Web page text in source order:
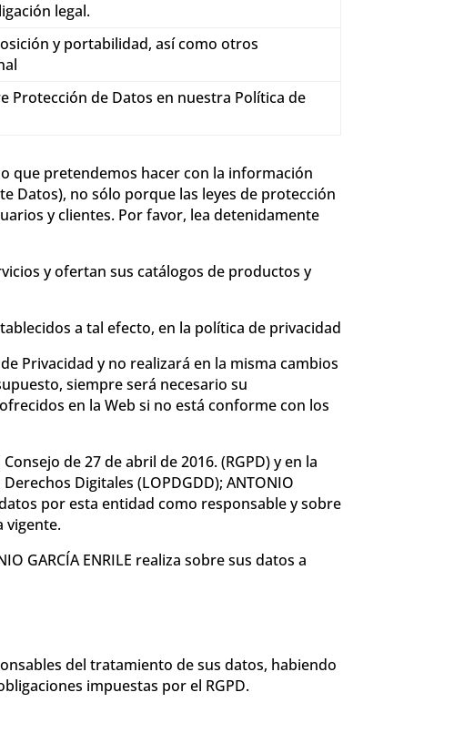
legal.
y portabilidad, así como otros
Protección de Datos en nuestra Política de
que pretendemos hacer con la información
Datos), no sólo porque las leyes de protección
y clientes. Por favor, lea detenidamente
y ofertan sus catálogos de productos y
a tal efecto, en la política de privacidad
Privacidad y no realizará en la misma cambios
siempre será necesario su
en la Web si no está conforme con los
de 27 de abril de 2016. (RGPD) y en la
Digitales (LOPDGDD); ANTONIO
por esta entidad como responsable y sobre
vigente.
GARCÍA ENRILE realiza sobre sus datos a
del tratamiento de sus datos, habiendo
impuestas por el RGPD.